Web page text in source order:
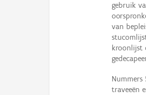
gebruik
van
kroonlijst
Nummers
traveeën